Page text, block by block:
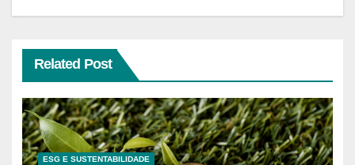
Related Post
ESG E SUSTENTABILIDADE